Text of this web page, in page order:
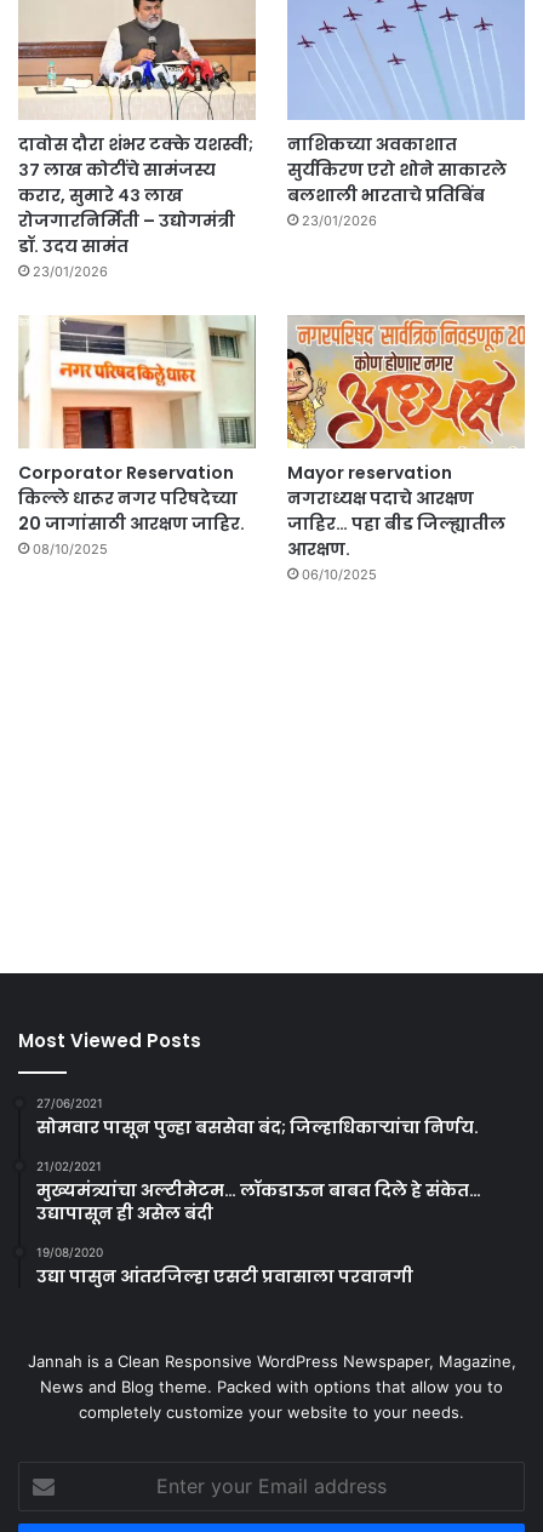
दावोस दौरा शंभर टक्के यशस्वी;
३७ लाख कोटींचे सामंजस्य
करार, सुमारे ४३ लाख
रोजगारनिर्मिती – उद्योगमंत्री
डॉ. उदय सामंत
23/01/2026
नाशिकच्या अवकाशात
सुर्यकिरण एरो शोने साकारले
बलशाली भारताचे प्रतिबिंब
23/01/2026
Corporator Reservation
किल्ले धारूर नगर परिषदेच्या
20 जागांसाठी आरक्षण जाहिर.
08/10/2025
Mayor reservation
नगराध्यक्ष पदाचे आरक्षण
जाहिर… पहा बीड जिल्ह्यातील
आरक्षण.
06/10/2025
Most Viewed Posts
27/06/2021
सोमवार पासून पुन्हा बससेवा बंद; जिल्हाधिकाऱ्यांचा निर्णय.
21/02/2021
मुख्यमंत्र्यांचा अल्टीमेटम… लॉकडाऊन बाबत दिले हे संकेत…
उद्यापासून ही असेल बंदी
19/08/2020
उद्या पासुन आंतरजिल्हा एसटी प्रवासाला परवानगी
Jannah is a Clean Responsive WordPress Newspaper, Magazine,
News and Blog theme. Packed with options that allow you to
completely customize your website to your needs.
your
Email